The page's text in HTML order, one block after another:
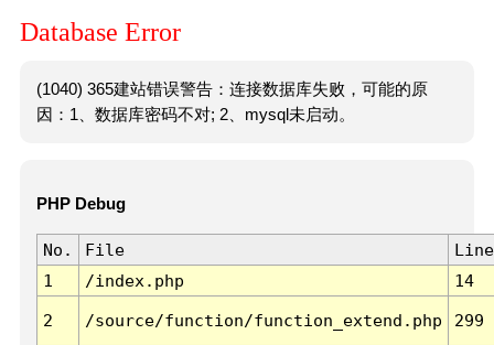
Database Error
(1040) 365建站错误警告：连接数据库失败，可能的原
因：1、数据库密码不对; 2、mysql未启动。
PHP Debug
No. File
Line
1
/index.php 14
2 /source/function/function_extend.php 299